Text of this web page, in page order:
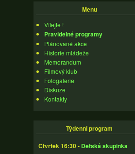
Menu
Vítejte !
Pravidelné programy
Plánované akce
Historie mládeže
Memorandum
Filmový klub
Fotogalerie
Diskuze
Kontakty
Týdenní program
Čtvrtek 16:30 - Dětská skupinka